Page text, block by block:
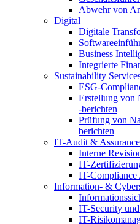
Abwehr von
Digital
Digitale
Business
Integrierte
Sustainability
ESG-
Erstellung von
-berichten
Prüfung von
berichten
IT-Audit & Assurance
Interne
IT-
IT-Compliance
Information- &
IT-Security
IT-